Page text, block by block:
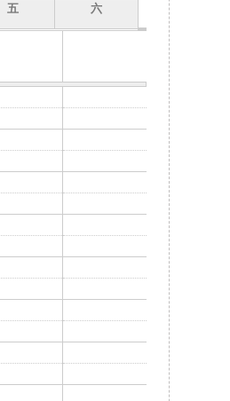
五 六